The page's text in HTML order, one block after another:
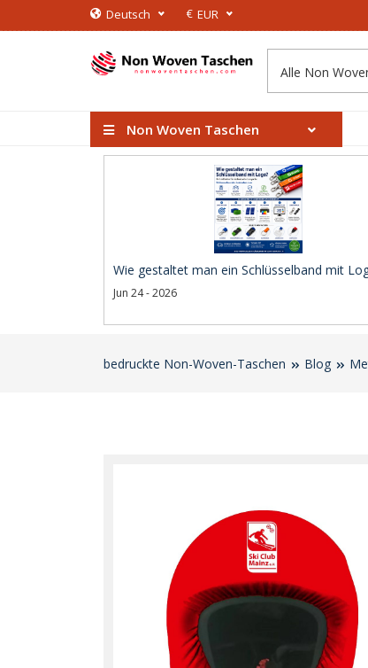
Deutsch € EUR
Non Woven Taschen
Wie gestaltet man ein Schlüsselband mit
Jun 24 - 2026
bedruckte Non-Woven-Taschen Blog